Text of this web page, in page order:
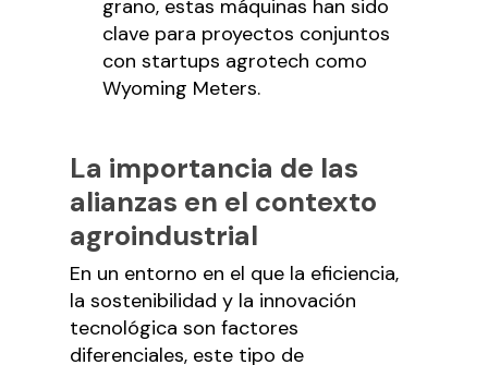
grano, estas máquinas han sido
clave para proyectos conjuntos
con startups agrotech como
Wyoming Meters.
La importancia de las
alianzas en el contexto
agroindustrial
En un entorno en el que la eficiencia,
la sostenibilidad y la innovación
tecnológica son factores
diferenciales, este tipo de